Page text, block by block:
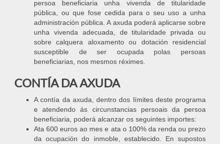
persoa beneficiaria unha vivenda de titularidade
pública, ou que fose cedida para o seu uso a unha
administración pública. A axuda poderá aplicarse sobre
unha vivenda adecuada, de titularidade privada ou
sobre calquera aloxamento ou dotación residencial
susceptible de ser ocupada polas persoas
beneficiarias, nos mesmos réximes.
CONTÍA DA AXUDA
A contía da axuda, dentro dos límites deste programa
e atendendo ás circunstancias persoais da persoa
beneficiaria, poderá alcanzar os seguintes importes:
Ata 600 euros ao mes e ata o 100% da renda ou prezo
da ocupación do inmoble, establecido. En supostos